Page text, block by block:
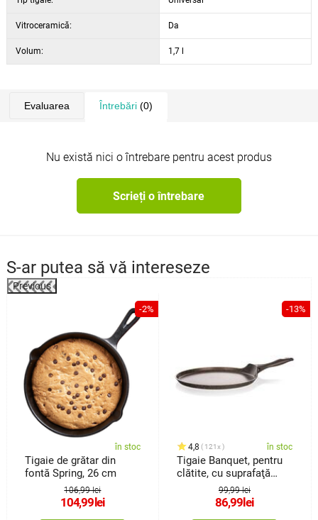
Vitroceramică: Da
Volum: 1,7 l
Evaluarea Întrebări(0)
Nu există nici o întrebare pentru acest produs
Scrieți o întrebare
S-ar putea să vă intereseze
Previous
-2%
în stoc
Tigaie de grătar din
fontă Spring, 26 cm
106,99 lei
104,99 lei
-13%
4,8 121x în stoc
Tigaie Banquet, pentru
clătite, cu suprafaţă
non-aderentă Premium
Dark Brown 24 cm
99,99 lei
86,99 lei